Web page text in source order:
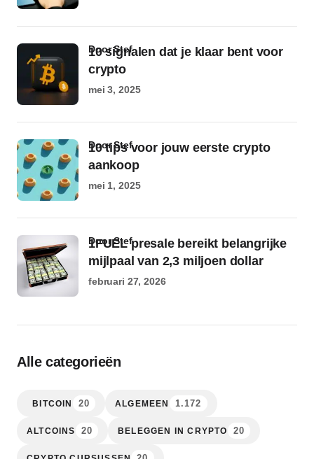
10 signalen dat je klaar bent voor
crypto
door Stef
mei 3, 2025
10 tips voor jouw eerste crypto
aankoop
door Stef
mei 1, 2025
1FUEL presale bereikt belangrijke
mijlpaal van 2,3 miljoen dollar
door Stef
februari 27, 2026
Alle categorieën
BITCOIN 20 ALGEMEEN 1.172
ALTCOINS 20 BELEGGEN IN CRYPTO 20